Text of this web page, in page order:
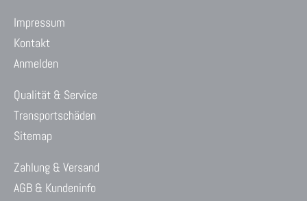
Impressum
Kontakt
Anmelden
Qualität & Service
Transportschäden
Sitemap
Zahlung & Versand
AGB & Kundeninfo